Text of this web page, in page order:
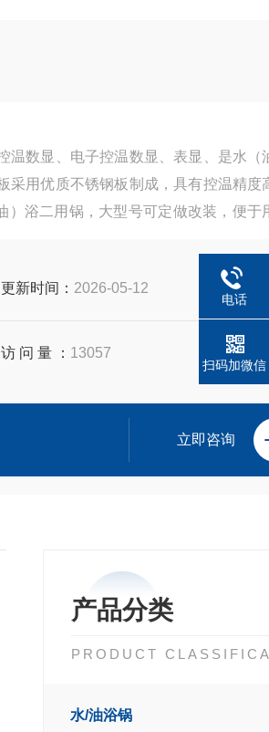
温数显、电子控温数显、表显、是水（
采用优质不锈钢板制成，具有控温精度
）浴二用锅，大型号可定做改装，便于
更新时间： 2026-05-12
访 问 量 ： 13057
立即咨询
产品分类
PRODUCT
水/油浴锅
电话
扫码加微信